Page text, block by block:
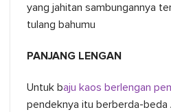
yang jahitan sambungannya
tulang bahumu
PANJANG LENGAN
Untuk baju kaos berlengan
pendeknya itu berberda-